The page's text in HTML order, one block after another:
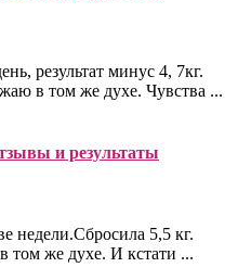
результат минус 4, 7кг.
в том же духе. Чувства ...
и результаты
недели.Сбросила 5,5 кг.
том же духе. И кстати ...